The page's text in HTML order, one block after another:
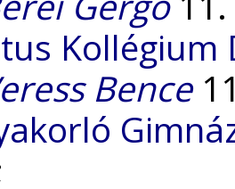
Kollégium
Bence